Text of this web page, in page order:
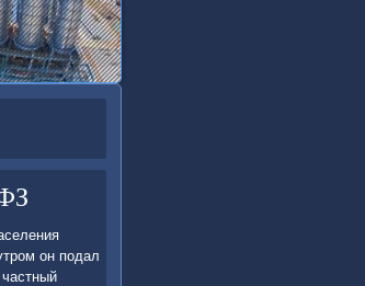
он подал